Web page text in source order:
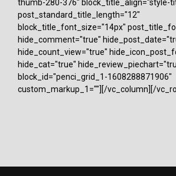
thumb-280-376" block_title_align="style-
post_standard_title_length="12"
block_title_font_size="14px"
hide_comment="true"
hide_count_view="true"
hide_cat="true"
block_id="penci_grid_1-1608288871906"
custom_markup_1=""][/vc_column][/